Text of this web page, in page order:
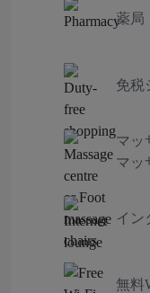
薬局
免税
マッ
マッ
イン
無料